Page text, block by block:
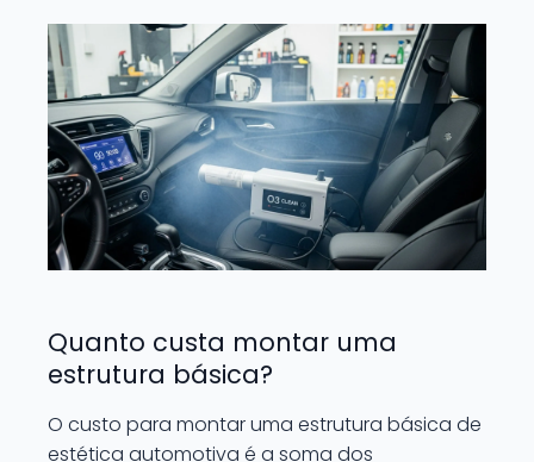
Quanto custa montar uma
estrutura básica?
O custo para montar uma estrutura básica de
estética automotiva é a soma dos